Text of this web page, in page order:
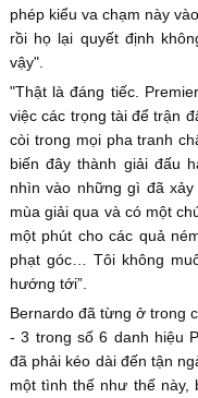
phép kiểu va chạm này
rồi họ lại quyết định
vậy".
"Thật là đáng tiếc.
việc các trọng tài để trận
còi trong mọi pha tranh
biến đây thành giải đấu
nhìn vào những gì đã
mùa giải qua và có một
một phút cho các quả
phạt góc… Tôi không
hướng tới”.
Bernardo đã từng ở trong
- 3 trong số 6 danh hiệu
đã phải kéo dài đến tận
một tình thế như thế này,